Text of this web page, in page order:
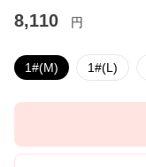
8,110 円
1#(M) 1#(L)